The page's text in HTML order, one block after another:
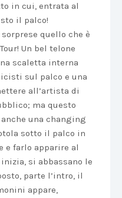
in cui, entrata al
il palco!
quello che è
Un bel telone
scaletta interna
sul palco e una
all’artista di
ma questo
anche una changing
sotto il palco in
e farlo apparire al
si abbassano le
parte l’intro, il
appare,